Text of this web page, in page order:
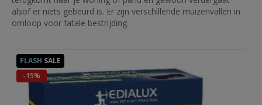
alsof er niets gebeurd is. Er zijn verschillende muizenvallen in
omloop voor fatale bestrijding.
FLASH SALE
-15%